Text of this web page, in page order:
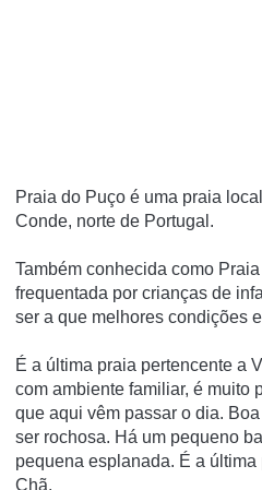
Praia do Puço é uma praia
Conde, norte de Portugal.
Também conhecida como
frequentada por crianças de
ser a que melhores condições
É a última praia pertencente a
com ambiente familiar, é muito
que aqui vêm passar o dia.
ser rochosa. Há um pequeno
pequena esplanada. É a
Chã.